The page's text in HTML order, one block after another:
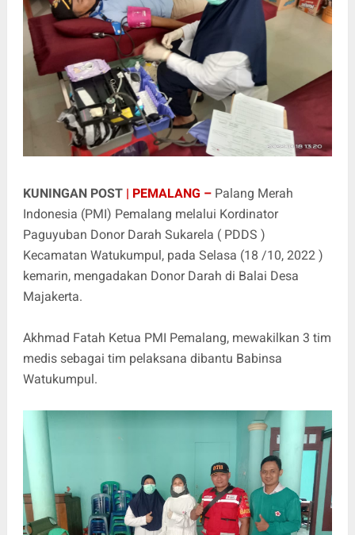
KUNINGAN POST | PEMALANG – Palang Merah
Indonesia (PMI) Pemalang melalui Kordinator
Paguyuban Donor Darah Sukarela ( PDDS )
Kecamatan Watukumpul, pada Selasa (18 /10, 2022 )
kemarin, mengadakan Donor Darah di Balai Desa
Majakerta.
Akhmad Fatah Ketua PMI Pemalang, mewakilkan 3 tim
medis sebagai tim pelaksana dibantu Babinsa
Watukumpul.